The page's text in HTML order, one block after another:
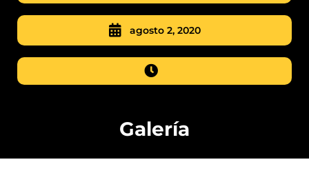
agosto 2, 2020
Galería